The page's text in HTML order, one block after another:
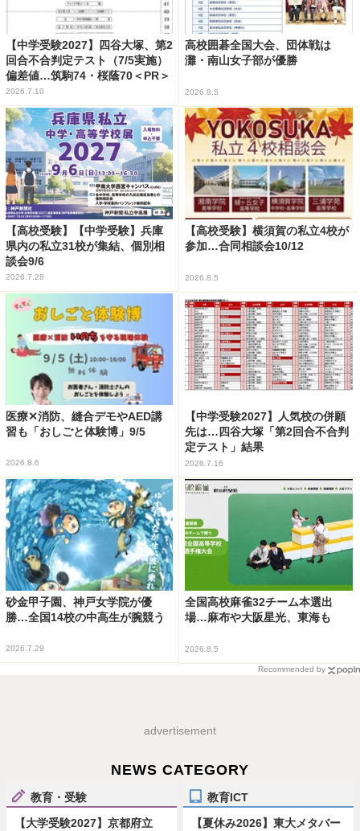
【中学受験2027】四谷大塚、第2
回合不合判定テスト（7/5実施）
偏差値…筑駒74・桜蔭70＜PR＞
2026.7.10
高校囲碁全国大会、団体戦は
灘・南山女子部が優勝
2026.8.5
【高校受験】【中学受験】兵庫
県内の私立31校が集結、個別相
談会9/6
2026.7.28
【高校受験】横須賀の私立4校が
参加…合同相談会10/12
2026.8.5
医療✕消防、縫合デモやAED講
習も「おしごと体験博」9/5
2026.8.6
【中学受験2027】人気校の併願
先は…四谷大塚「第2回合不合判
定テスト」結果
2026.7.16
砂金甲子園、神戸女学院が優
勝…全国14校の中高生が腕競う
2026.7.29
全国高校麻雀32チーム本選出
場…麻布や大阪星光、東海も
2026.8.5
Recommended by
advertisement
NEWS CATEGORY
教育・受験
【大学受験2027】京都府立
教育ICT
【夏休み2026】東大メタバー